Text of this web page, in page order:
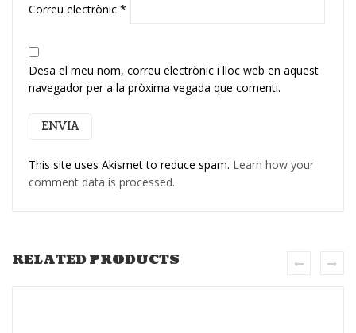
Correu electrònic *
Desa el meu nom, correu electrònic i lloc web en aquest
navegador per a la pròxima vegada que comenti.
This site uses Akismet to reduce spam. Learn how your
comment data is processed.
RELATED PRODUCTS